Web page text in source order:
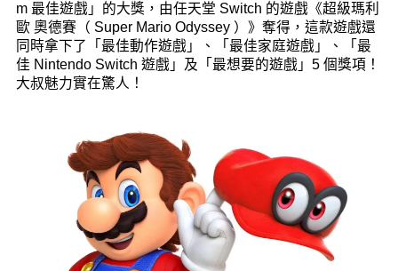
m 最佳遊戲」的大獎，由任天堂 Switch 的遊戲《超級瑪利
歐 奧德賽（ Super Mario Odyssey ）》奪得，這款遊戲還
同時拿下了「最佳動作遊戲」、「最佳家庭遊戲」、「最
佳 Nintendo Switch 遊戲」及「最想要的遊戲」5 個獎項！
大叔魅力實在驚人！